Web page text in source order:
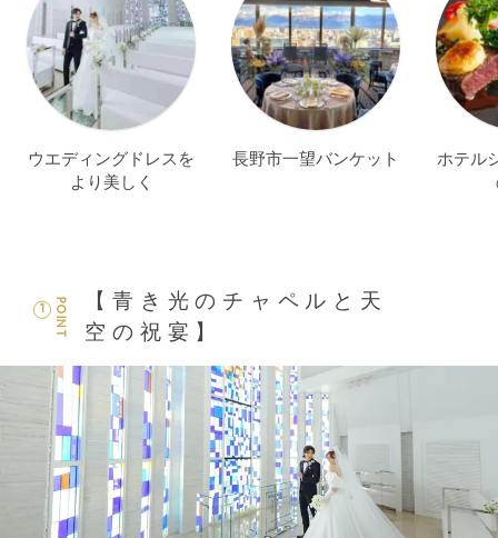
ウエディングドレスを
より美しく
長野市一望バンケット
ホテル
POINT
1
【青き光のチャペルと天
空の祝宴】